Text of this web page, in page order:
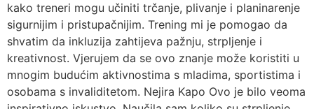
kako treneri mogu učiniti trčanje, plivanje i planinarenje
sigurnijim i pristupačnijim. Trening mi je pomogao da
shvatim da inkluzija zahtijeva pažnju, strpljenje i
kreativnost. Vjerujem da se ovo znanje može koristiti u
mnogim budućim aktivnostima s mladima, sportistima i
osobama s invaliditetom. Nejira Kapo Ovo je bilo veoma